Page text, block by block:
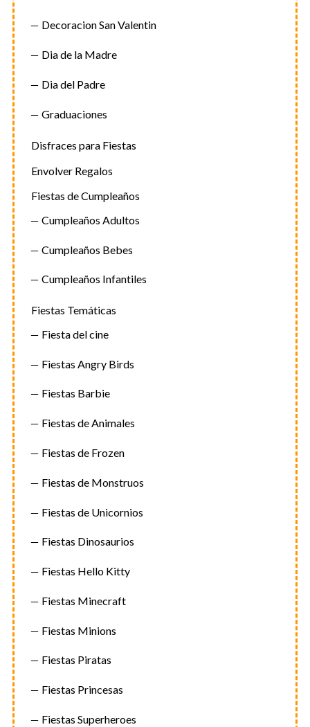
Decoracion San Valentin
Dia de la Madre
Dia del Padre
Graduaciones
Disfraces para Fiestas
Envolver Regalos
Fiestas de Cumpleaños
Cumpleaños Adultos
Cumpleaños Bebes
Cumpleaños Infantiles
Fiestas Temáticas
Fiesta del cine
Fiestas Angry Birds
Fiestas Barbie
Fiestas de Animales
Fiestas de Frozen
Fiestas de Monstruos
Fiestas de Unicornios
Fiestas Dinosaurios
Fiestas Hello Kitty
Fiestas Minecraft
Fiestas Minions
Fiestas Piratas
Fiestas Princesas
Fiestas Superheroes